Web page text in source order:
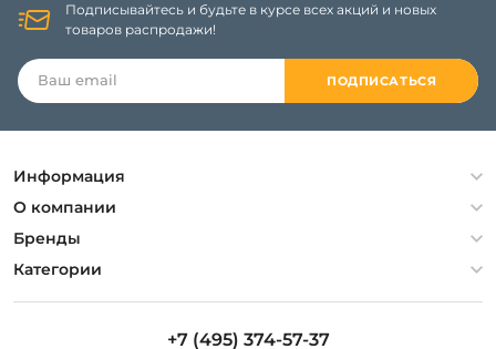
Подписывайтесь и будьте в курсе всех акций и новых
товаров распродажи!
ПОДПИСАТЬСЯ
Информация
Политика конфиденциальности
Гарантия
Оплата и доставка
О компании
О компании
Контакты
Бренды
Artelamp
Категории
Люстры
+7 (495) 374-57-37